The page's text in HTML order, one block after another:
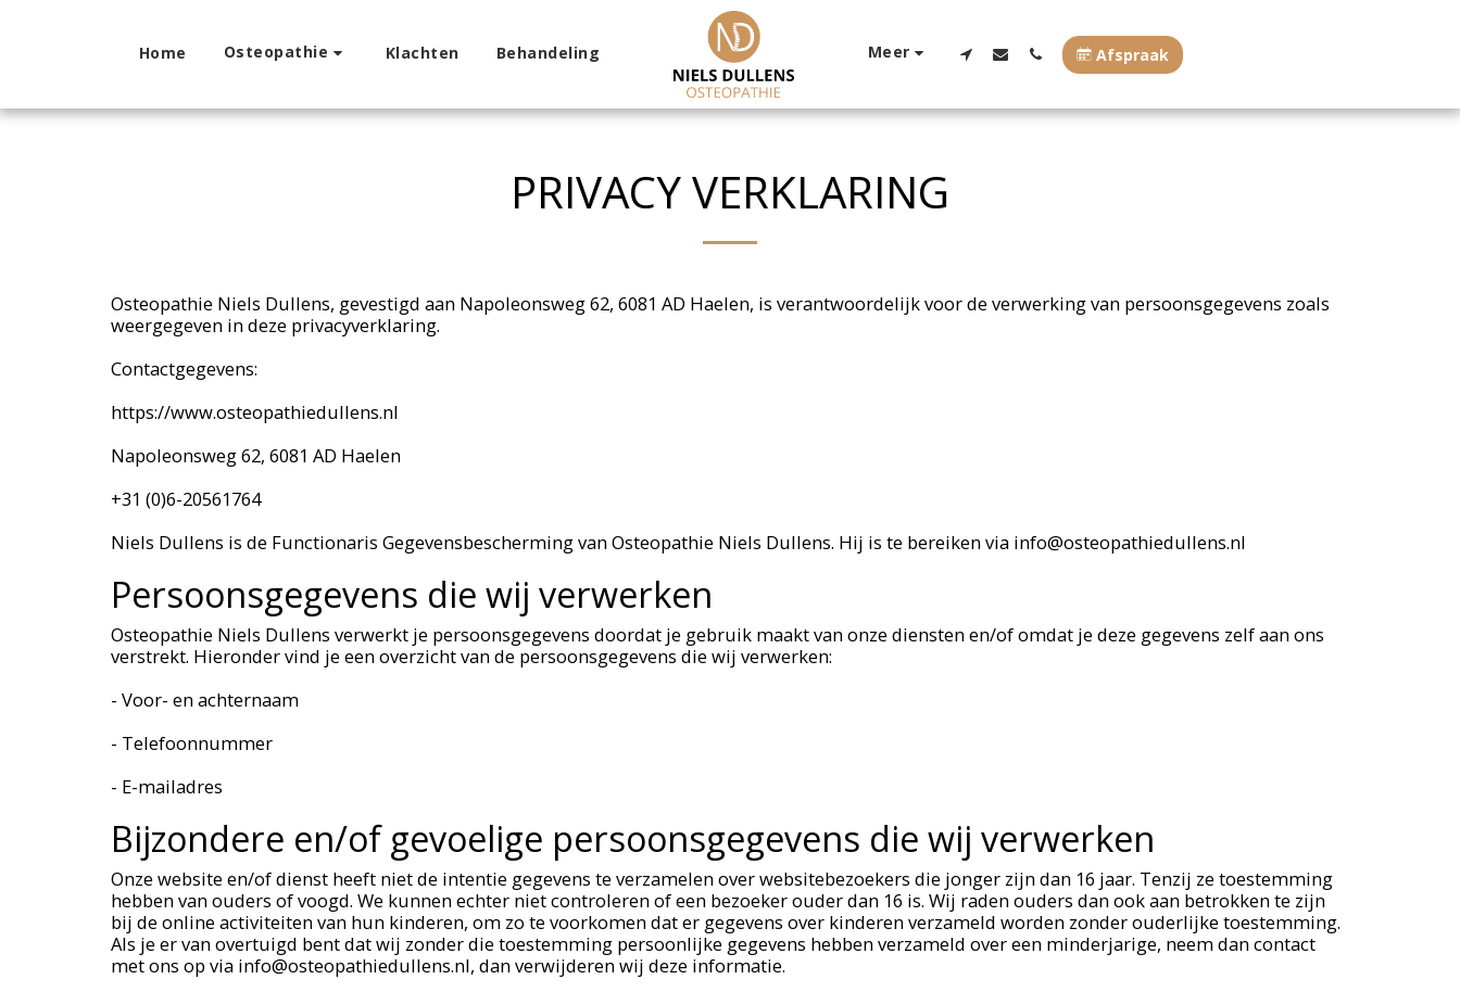
Home Osteopathie Klachten Behandeling Meer Afspraak
PRIVACY VERKLARING
Osteopathie Niels Dullens, gevestigd aan Napoleonsweg 62, 6081 AD Haelen, is verantwoordelijk voor de verwerking van persoonsgegevens zoals
weergegeven in deze privacyverklaring.
Contactgegevens:
https://www.osteopathiedullens.nl
Napoleonsweg 62, 6081 AD Haelen
+31 (0)6-20561764
Niels Dullens is de Functionaris Gegevensbescherming van Osteopathie Niels Dullens. Hij is te bereiken via info@osteopathiedullens.nl
Persoonsgegevens die wij verwerken
Osteopathie Niels Dullens verwerkt je persoonsgegevens doordat je gebruik maakt van onze diensten en/of omdat je deze gegevens zelf aan ons
verstrekt. Hieronder vind je een overzicht van de persoonsgegevens die wij verwerken:
- Voor- en achternaam
- Telefoonnummer
- E-mailadres
Bijzondere en/of gevoelige persoonsgegevens die wij verwerken
Onze website en/of dienst heeft niet de intentie gegevens te verzamelen over websitebezoekers die jonger zijn dan 16 jaar. Tenzij ze toestemming
hebben van ouders of voogd. We kunnen echter niet controleren of een bezoeker ouder dan 16 is. Wij raden ouders dan ook aan betrokken te zijn
bij de online activiteiten van hun kinderen, om zo te voorkomen dat er gegevens over kinderen verzameld worden zonder ouderlijke toestemming.
Als je er van overtuigd bent dat wij zonder die toestemming persoonlijke gegevens hebben verzameld over een minderjarige, neem dan contact
met ons op via info@osteopathiedullens.nl, dan verwijderen wij deze informatie.